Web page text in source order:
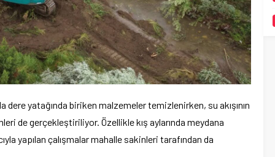
yatağında biriken malzemeler temizlenirken, su akışının
de gerçekleştiriliyor. Özellikle kış aylarında meydana
yapılan çalışmalar mahalle sakinleri tarafından da